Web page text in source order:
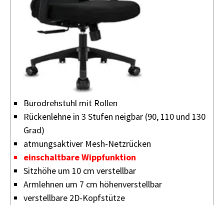
Bürodrehstuhl mit Rollen
Rückenlehne in 3 Stufen neigbar (90, 110 und 130
Grad)
atmungsaktiver Mesh-Netzrücken
einschaltbare Wippfunktion
Sitzhöhe um 10 cm verstellbar
Armlehnen um 7 cm höhenverstellbar
verstellbare 2D-Kopfstütze